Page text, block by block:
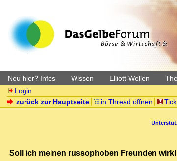
Neu hier? Infos Wissen Elliott-Wellen
Login
zurück zur Hauptseite
in Thread öffnen
Soll ich meinen russophoben Freunden